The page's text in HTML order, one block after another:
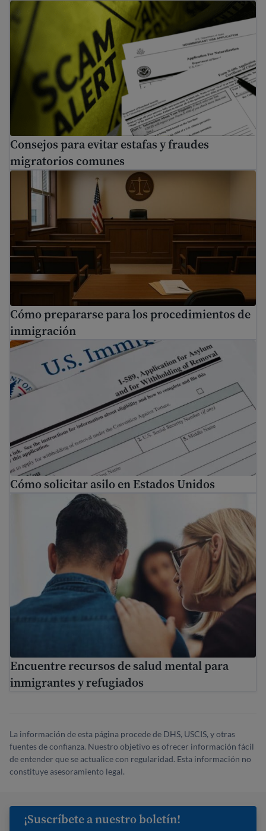
Consejos para evitar estafas y fraudes migratorios
Consejos para evitar estafas y fraudes
migratorios comunes
Cómo prepararse para los procedimientos de
Cómo prepararse para los procedimientos de
inmigración
Cómo solicitar asilo en Estados Unidos
Cómo solicitar asilo en Estados Unidos
Encuentre recursos de salud mental para inmigrantes y
Encuentre recursos de salud mental para
inmigrantes y refugiados
La información de esta página procede de DHS, USCIS, y otras
fuentes de confianza. Nuestro objetivo es ofrecer información fácil
de entender que se actualice con regularidad. Esta información no
constituye asesoramiento legal.
¡Suscríbete a nuestro boletín!